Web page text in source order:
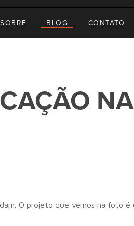
SOBRE BLOG CONTATO
NA
O projeto que vemos na foto é